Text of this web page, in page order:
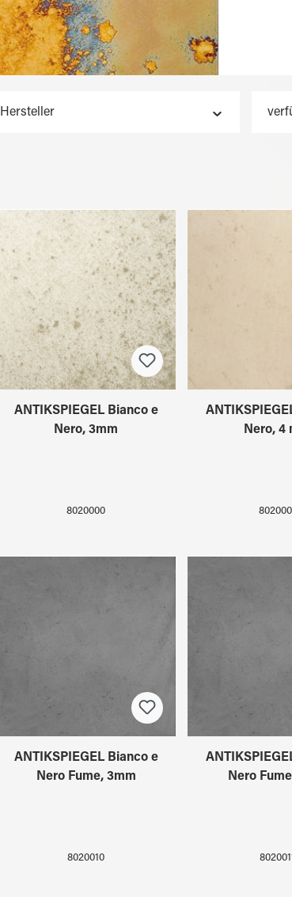
Hersteller
ANTIKSPIEGEL Bianco e
Nero, 3mm
8020000
Nero, 4
ANTIKSPIEGEL Bianco e
Nero Fume, 3mm
8020010
Nero